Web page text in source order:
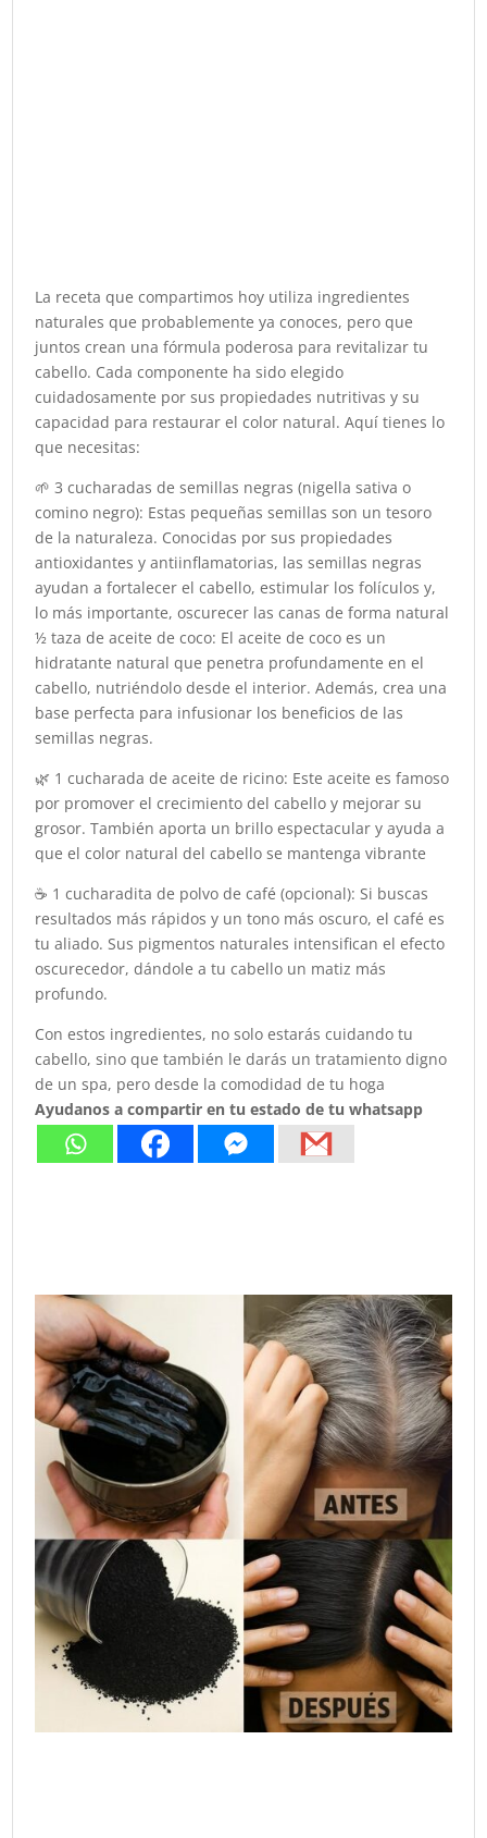
La receta que compartimos hoy utiliza ingredientes
naturales que probablemente ya conoces, pero que
juntos crean una fórmula poderosa para revitalizar tu
cabello. Cada componente ha sido elegido
cuidadosamente por sus propiedades nutritivas y su
capacidad para restaurar el color natural. Aquí tienes lo
que necesitas:
🌱 3 cucharadas de semillas negras (nigella sativa o
comino negro): Estas pequeñas semillas son un tesoro
de la naturaleza. Conocidas por sus propiedades
antioxidantes y antiinflamatorias, las semillas negras
ayudan a fortalecer el cabello, estimular los folículos y,
lo más importante, oscurecer las canas de forma natural
½ taza de aceite de coco: El aceite de coco es un
hidratante natural que penetra profundamente en el
cabello, nutriéndolo desde el interior. Además, crea una
base perfecta para infusionar los beneficios de las
semillas negras.
🌿 1 cucharada de aceite de ricino: Este aceite es famoso
por promover el crecimiento del cabello y mejorar su
grosor. También aporta un brillo espectacular y ayuda a
que el color natural del cabello se mantenga vibrante
☕ 1 cucharadita de polvo de café (opcional): Si buscas
resultados más rápidos y un tono más oscuro, el café es
tu aliado. Sus pigmentos naturales intensifican el efecto
oscurecedor, dándole a tu cabello un matiz más
profundo.
Con estos ingredientes, no solo estarás cuidando tu
cabello, sino que también le darás un tratamiento digno
de un spa, pero desde la comodidad de tu hoga
Ayudanos a compartir en tu estado de tu whatsapp